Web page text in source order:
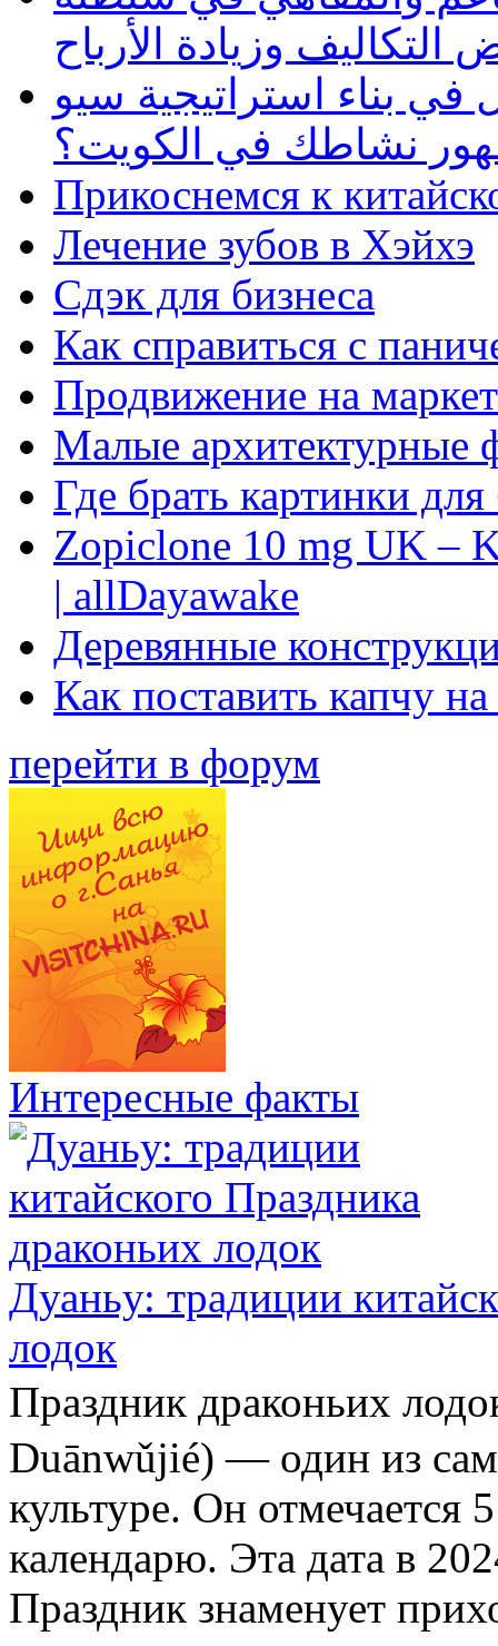
وزيادة الأرباح
بناء استراتيجية سيو
نشاطك في الكويت؟
Прикоснемся к
Лечение зубов в Хэйхэ
Сдэк для бизнеса
Как справиться с
Продвижение на
Малые архитектурные
Где брать картинки
Zopiclone 10 mg UK –
| allDayawake
Деревянные
Как поставить капчу
перейти в форум
Интересные факты
Дуаньу: традиции
лодок
Праздник драконьих
Duānwǔjié) — один из
культуре. Он отмечается
календарю. Эта дата в
Праздник знаменует